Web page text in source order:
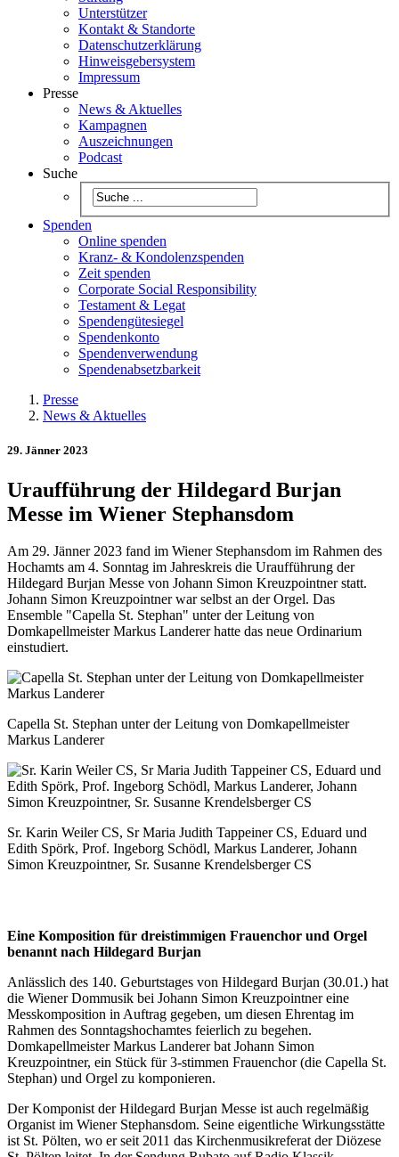
Unterstützer
Kontakt & Standorte
Datenschutzerklärung
Hinweisgebersystem
Impressum
Presse
News & Aktuelles
Kampagnen
Auszeichnungen
Podcast
Suche
Spenden
Online spenden
Kranz- & Kondolenzspenden
Zeit spenden
Corporate Social Responsibility
Testament & Legat
Spendengütesiegel
Spendenkonto
Spendenverwendung
Spendenabsetzbarkeit
Presse
News & Aktuelles
29. Jänner 2023
Uraufführung der Hildegard Burjan
Messe im Wiener Stephansdom
Am 29. Jänner 2023 fand im Wiener Stephansdom im Rahmen des
Hochamts am 4. Sonntag im Jahreskreis die Uraufführung der
Hildegard Burjan Messe von Johann Simon Kreuzpointner statt.
Johann Simon Kreuzpointner war selbst an der Orgel. Das
Ensemble "Capella St. Stephan" unter der Leitung von
Domkapellmeister Markus Landerer hatte das neue Ordinarium
einstudiert.
Capella St. Stephan unter der Leitung von Domkapellmeister
Markus Landerer
Sr. Karin Weiler CS, Sr Maria Judith Tappeiner CS, Eduard und
Edith Spörk, Prof. Ingeborg Schödl, Markus Landerer, Johann
Simon Kreuzpointner, Sr. Susanne Krendelsberger CS
Eine Komposition für dreistimmigen Frauenchor und Orgel
benannt nach Hildegard Burjan
Anlässlich des 140. Geburtstages von Hildegard Burjan (30.01.) hat
die Wiener Dommusik bei Johann Simon Kreuzpointner eine
Messkomposition in Auftrag gegeben, um diesen Ehrentag im
Rahmen des Sonntagshochamtes feierlich zu begehen.
Domkapellmeister Markus Landerer bat Johann Simon
Kreuzpointner, ein Stück für 3-stimmen Frauenchor (die Capella St.
Stephan) und Orgel zu komponieren.
Der Komponist der Hildegard Burjan Messe ist auch regelmäßig
Organist im Wiener Stephansdom. Seine eigentliche Wirkungsstätte
ist St. Pölten, wo er seit 2011 das Kirchenmusikreferat der Diözese